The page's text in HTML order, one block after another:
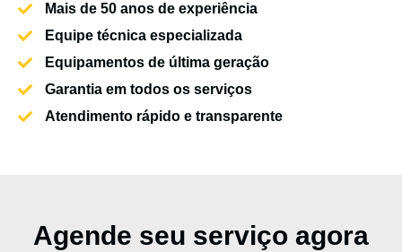
Mais de 50 anos de experiência
Equipe técnica especializada
Equipamentos de última geração
Garantia em todos os serviços
Atendimento rápido e transparente
Agende seu serviço agora